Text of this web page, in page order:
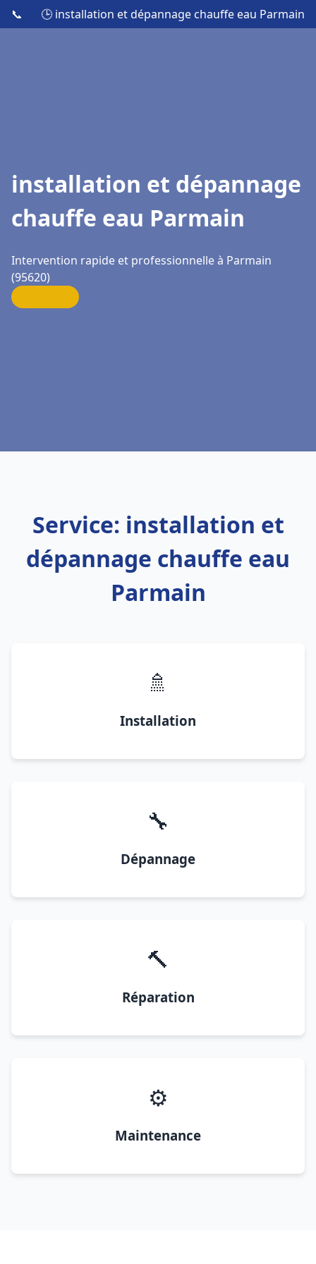
📞 🕒 installation et dépannage chauffe eau Parmain
installation et dépannage
chauffe eau Parmain
Intervention rapide et professionnelle à Parmain
(95620)
Service: installation et
dépannage chauffe eau
Parmain
🚿
Installation
🔧
Dépannage
🔨
Réparation
⚙️
Maintenance